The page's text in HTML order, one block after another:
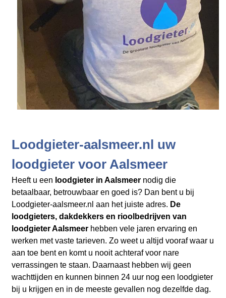
Loodgieter-aalsmeer.nl uw
loodgieter voor Aalsmeer
Heeft u een loodgieter in Aalsmeernodig die
betaalbaar, betrouwbaar en goed is? Dan bent u bij
Loodgieter-aalsmeer.nl aan het juiste adres. De
loodgieters, dakdekkers en rioolbedrijven van
loodgieter Aalsmeerhebben vele jaren ervaring en
werken met vaste tarieven. Zo weet u altijd vooraf waar u
aan toe bent en komt u nooit achteraf voor nare
verrassingen te staan. Daarnaast hebben wij geen
wachttijden en kunnen binnen 24 uur nog een loodgieter
bij u krijgen en in de meeste gevallen nog dezelfde dag.